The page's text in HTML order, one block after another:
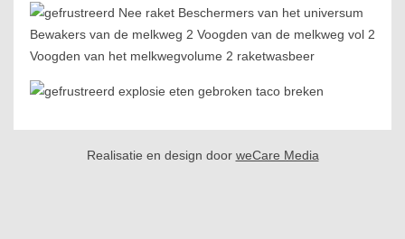
Realisatie en design door weCare Media